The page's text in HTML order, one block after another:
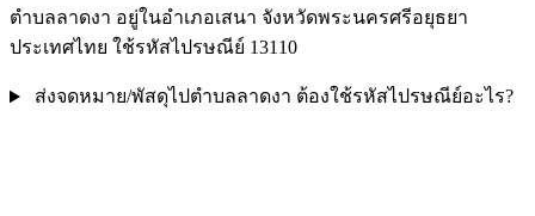
ตำบลลาดงา อยู่ในอำเภอเสนา จังหวัดพระนครศรีอยุธยา
ประเทศไทย ใช้รหัสไปรษณีย์ 13110
ส่งจดหมาย/พัสดุไปตำบลลาดงา ต้องใช้รหัสไปรษณีย์อะไร?